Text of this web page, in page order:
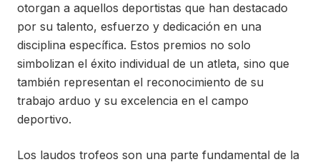
otorgan a aquellos deportistas que han destacado
por su talento, esfuerzo y dedicación en una
disciplina específica. Estos premios no solo
simbolizan el éxito individual de un atleta, sino que
también representan el reconocimiento de su
trabajo arduo y su excelencia en el campo
deportivo.
Los laudos trofeos son una parte fundamental de la